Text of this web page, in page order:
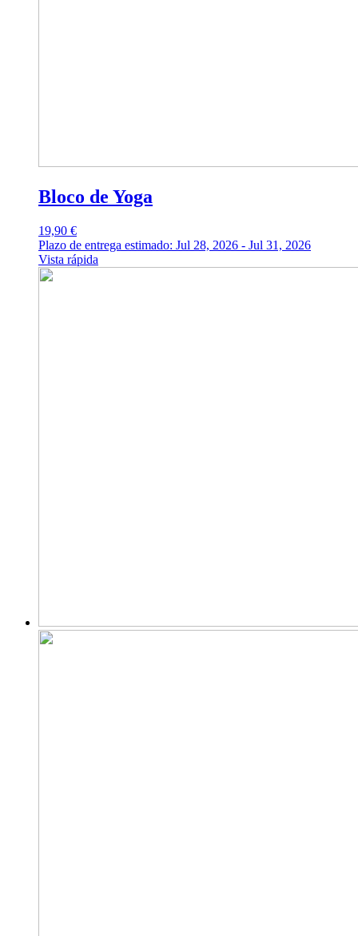
Bloco de Yoga
19,90 €
Plazo de entrega estimado: Jul 28, 2026 - Jul 31, 2026
Vista rápida